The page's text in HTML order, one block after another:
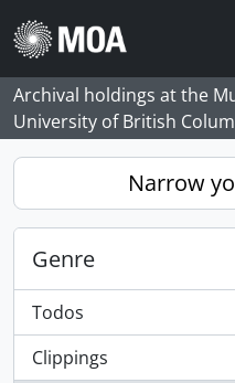
Skip to main content
Archival holdings at the
University of British
Narrow
Genre
Todos
Clippings
, 1 resultados